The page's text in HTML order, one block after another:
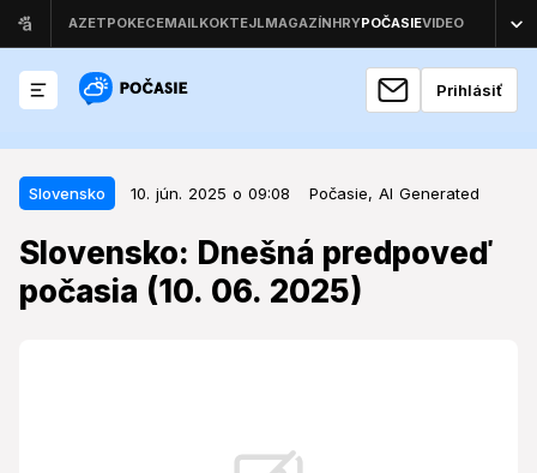
Prihlásiť
Slovensko 10. jún. 2025 o 09:08 Počasie, AI Generated
Slovensko: Dnešná predpoveď
počasia (10. 06. 2025)
Slovensko 10. jún. 2025 o 09:08
Slovensko: Dnešná predpoveď
počasia (10. 06. 2025)